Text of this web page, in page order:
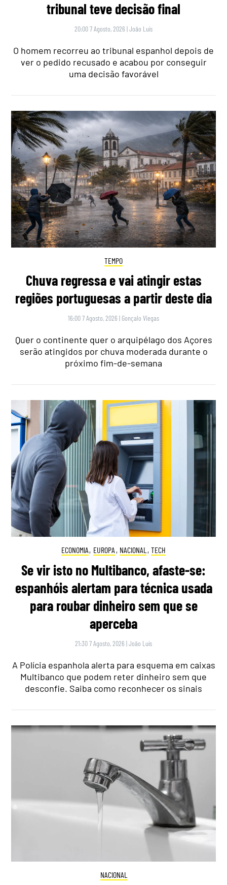
tribunal teve decisão final
20:00 7 Agosto, 2026 |João Luís
O homem recorreu ao tribunal espanhol depois de
ver o pedido recusado e acabou por conseguir
uma decisão favorável
TEMPO
Chuva regressa e vai atingir estas
regiões portuguesas a partir deste dia
16:00 7 Agosto, 2026 | Gonçalo Viegas
Quer o continente quer o arquipélago dos Açores
serão atingidos por chuva moderada durante o
próximo fim-de-semana
ECONOMIA, EUROPA , NACIONAL , TECH
Se vir isto no Multibanco, afaste-se:
espanhóis alertam para técnica usada
para roubar dinheiro sem que se
aperceba
21:30 7 Agosto, 2026 |João Luís
A Polícia espanhola alerta para esquema em caixas
Multibanco que podem reter dinheiro sem que
desconfie. Saiba como reconhecer os sinais
NACIONAL